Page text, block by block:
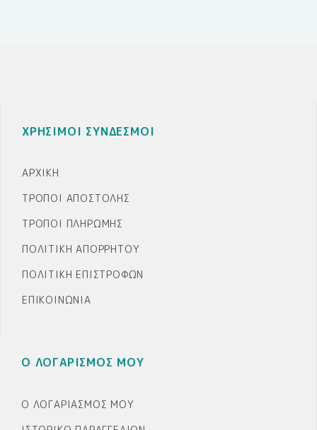
ΧΡΗΣΙΜΟΙ ΣΥΝΔΕΣΜΟΙ
ΑΡΧΙΚΉ
ΤΡΌΠΟΙ ΑΠΟΣΤΟΛΉΣ
ΤΡΌΠΟΙ ΠΛΗΡΩΜΉΣ
ΠΟΛΙΤΙΚΉ ΑΠΟΡΡΉΤΟΥ
ΠΟΛΙΤΙΚΉ ΕΠΙΣΤΡΟΦΏΝ
ΕΠΙΚΟΙΝΩΝΊΑ
Ο ΛΟΓΑΡΙΣΜΟΣ ΜΟΥ
Ο ΛΟΓΑΡΙΑΣΜΌΣ ΜΟΥ